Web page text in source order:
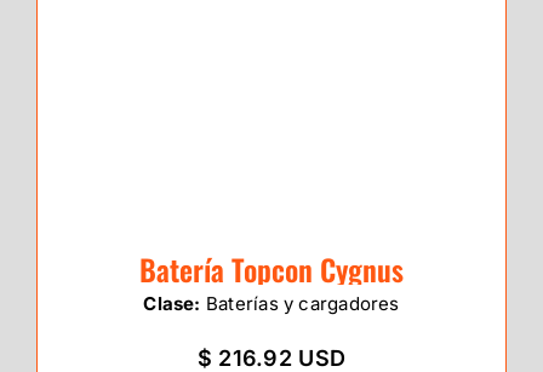
Batería Topcon Cygnus
Clase: Baterías y cargadores
$ 216.92 USD